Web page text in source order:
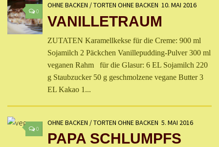
0
OHNE BACKEN /TORTEN OHNE BACKEN 10. MAI 2016
VANILLETRAUM
ZUTATEN Karamellkekse für die Creme: 900 ml
Sojamilch 2 Päckchen Vanillepudding-Pulver 300 ml
veganen Rahm für die Glasur: 6 EL Sojamilch 220
g Staubzucker 50 g geschmolzene vegane Butter 3
EL Kakao 1...
0
OHNE BACKEN /TORTEN OHNE BACKEN 5. MAI 2016
PAPA SCHLUMPFS